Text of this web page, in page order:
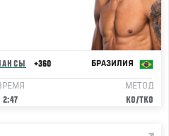
+360 БРАЗИЛИЯ
2:47
МЕТОД
KO/TKO